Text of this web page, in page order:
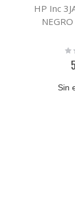
HP Inc
Sin